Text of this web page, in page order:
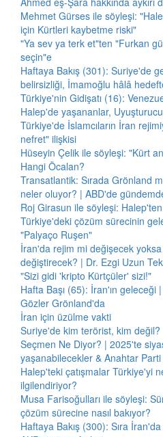
Mehmet Gürses ile söyleşi:
için Kürtleri kaybetme riski"
"Ya sev ya terk et"ten "Furkan
seçin"e
Haftaya Bakış (301): Suriye'de
belirsizliği, İmamoğlu hâlâ
Türkiye'nin Gidişatı (16):
Halep'de yaşananlar,
Türkiye'de İslamcıların İran
nefret" ilişkisi
Hüseyin Çelik ile söyleşi: "Kürt
Hangi Öcalan?
Transatlantik: Sırada Grönland
neler oluyor? | ABD'de
Roj Girasun ile söyleşi:
Türkiye'deki çözüm sürecinin
"Palyaço Ruşen"
İran'da rejim mi değişecek
değiştirecek? | Dr. Ezgi Uzun
"Sizi gidi 'kripto Kürtçüler' sizi!"
Hafta Başı (65): İran'ın
Gözler Grönland'da
İran için üzülme vakti
Suriye'de kim terörist, kim değil?
Seçmen Ne Diyor? | 2025'te
yaşanabilecekler & Anahtar
Halep'teki çatışmalar Türkiye'yi
ilgilendiriyor?
Musa Farisoğulları ile söyleşi:
çözüm sürecine nasıl bakıyor?
Haftaya Bakış (300): Sıra